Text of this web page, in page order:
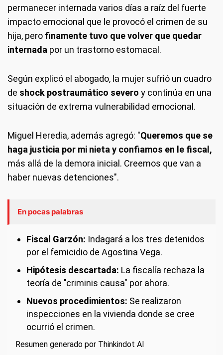
permanecer internada varios días a raíz del fuerte
impacto emocional que le provocó el crimen de su
hija, pero finamente tuvo que volver que quedar
internada por un trastorno estomacal.
Según explicó el abogado, la mujer sufrió un cuadro
de shock postraumático severo y continúa en una
situación de extrema vulnerabilidad emocional.
Miguel Heredia, además agregó: "Queremos que se
haga justicia por mi nieta y confiamos en le fiscal,
más allá de la demora inicial. Creemos que van a
haber nuevas detenciones".
En pocas palabras
Fiscal Garzón: Indagará a los tres detenidos
por el femicidio de Agostina Vega.
Hipótesis descartada: La fiscalía rechaza la
teoría de "criminis causa" por ahora.
Nuevos procedimientos: Se realizaron
inspecciones en la vivienda donde se cree
ocurrió el crimen.
Resumen generado por Thinkindot AI